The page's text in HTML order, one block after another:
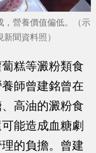
，營養價值偏低。（示
聞資料照）
糕等澱粉類食
師曾建銘曾在
高油的澱粉食
能造成血糖劇
的負擔。曾建